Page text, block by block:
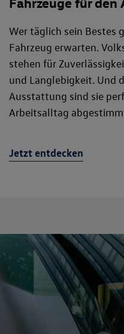
Wer täglich sein Bestes
Fahrzeug erwarten.
stehen für
und Langlebigkeit. Und
Ausstattung sind sie
Arbeitsalltag
Jetzt entdecken